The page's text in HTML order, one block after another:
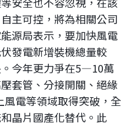
主可控，將為相關公司
源局表示，要加快風電
發電新增裝機總量較
今年更力爭在5—10萬
套管、分接開關、絕緣
風電等領域取得突破，全
晶片國產化替代。此